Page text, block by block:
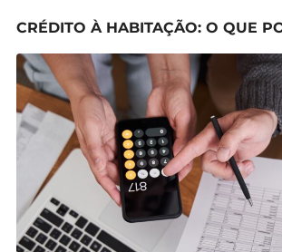
CRÉDITO À HABITAÇÃO: O QUE